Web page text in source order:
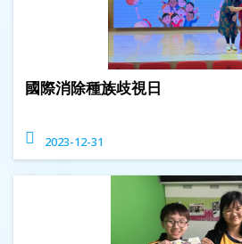
國際消除種族歧視日
2023-12-31